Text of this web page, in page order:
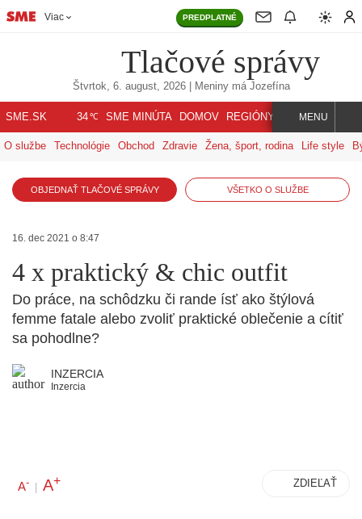
Viac PREDPLATNÉ
Tlačové správy
Štvrtok, 6. august, 2026| Meniny má Jozefína
SME.SK 34℃ SME MINÚTA DOMOV REGIÓNY INDEX SVET
MENU
O službe Technológie Obchod Zdravie Žena, šport, rodina Life style
OBJEDNAŤ TLAČOVÉ SPRÁVY VŠETKO O SLUŽBE
16. dec 2021 o 8:47
4 x praktický & chic outfit
Do práce, na schôdzku či rande ísť ako štýlová
femme fatale alebo zvoliť praktické oblečenie a cítiť
sa pohodlne?
INZERCIA
Inzercia
A- | A+ ZDIEĽAŤ